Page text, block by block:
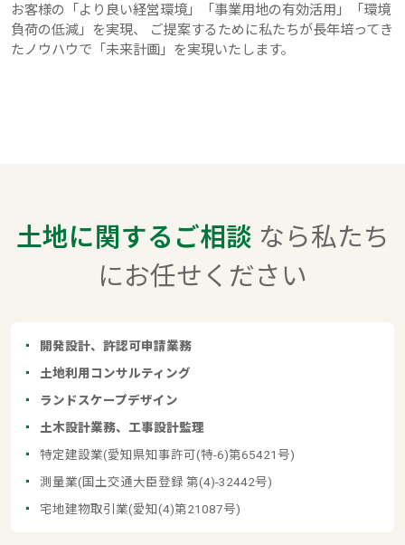
お客様の「より良い経営環境」「事業用地の有効活用」「環境
負荷の低減」を実現、
ご提案するために私たちが長年培ってき
たノウハウで「未来計画」を実現いたします。
土地に関するご相談 なら私たち
にお任せください
開発設計、許認可申請業務
土地利用コンサルティング
ランドスケープデザイン
土木設計業務、工事設計監理
特定建設業(愛知県知事許可(特-6)第65421号)
測量業(国土交通大臣登録 第(4)-32442号)
宅地建物取引業(愛知(4)第21087号)